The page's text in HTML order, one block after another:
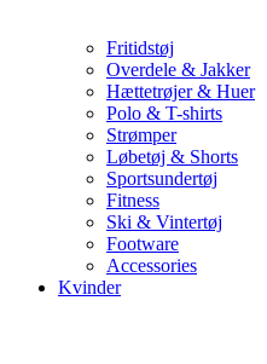
Fritidstøj
Overdele & Jakker
Hættetrøjer & Huer
Polo & T-shirts
Strømper
Løbetøj & Shorts
Sportsundertøj
Fitness
Ski & Vintertøj
Footware
Accessories
Kvinder